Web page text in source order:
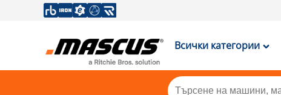
Всички категории